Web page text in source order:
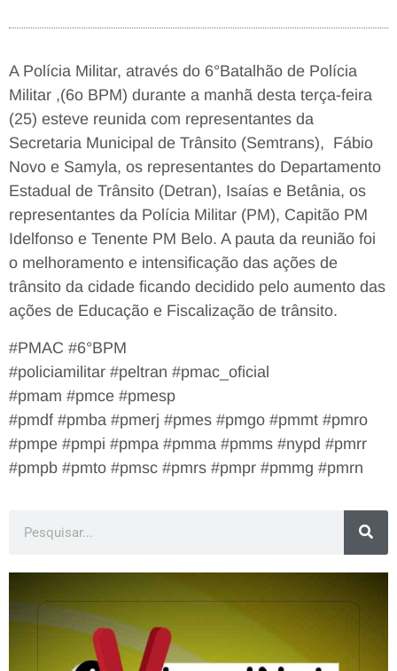
A Polícia Militar, através do 6°Batalhão de Polícia
Militar ,(6o BPM) durante a manhã desta terça-feira
(25) esteve reunida com representantes da
Secretaria Municipal de Trânsito (Semtrans), Fábio
Novo e Samyla, os representantes do Departamento
Estadual de Trânsito (Detran), Isaías e Betânia, os
representantes da Polícia Militar (PM), Capitão PM
Idelfonso e Tenente PM Belo. A pauta da reunião foi
o melhoramento e intensificação das ações de
trânsito da cidade ficando decidido pelo aumento das
ações de Educação e Fiscalização de trânsito.
#PMAC #6°BPM
#policiamilitar #peltran #pmac_oficial
#pmam #pmce #pmesp
#pmdf #pmba #pmerj #pmes #pmgo #pmmt #pmro
#pmpe #pmpi #pmpa #pmma #pmms #nypd #pmrr
#pmpb #pmto #pmsc #pmrs #pmpr #pmmg #pmrn